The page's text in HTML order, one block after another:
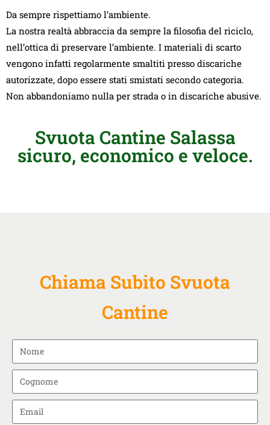
Da sempre rispettiamo l’ambiente.
La nostra realtà abbraccia da sempre la filosofia del riciclo,
nell’ottica di preservare l’ambiente. I materiali di scarto
vengono infatti regolarmente smaltiti presso discariche
autorizzate, dopo essere stati smistati secondo categoria.
Non abbandoniamo nulla per strada o in discariche abusive.
Svuota Cantine Salassa
sicuro, economico e veloce.
Chiama Subito Svuota
Cantine